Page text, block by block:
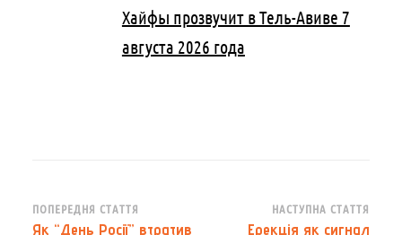
Хайфы прозвучит в Тель-Авиве 7
августа 2026 года
Навігація
ПОПЕРЕДНЯ СТАТТЯ
Як “День Росії” втратив
НАСТУПНА СТАТТЯ
Ерекція як сигнал